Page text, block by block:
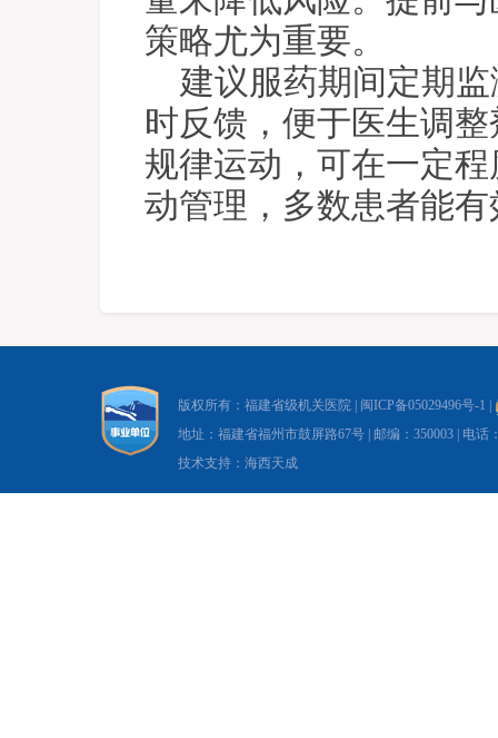
策略尤为重要。
建议服药期间定期
时反馈，便于医生调
规律运动，可在一定
动管理，多数患者能
版权所有：福建省级机关医院 | 闽ICP备05029496号-1
地址：福建省福州市鼓屏路67号 | 邮编：350003 | 电话
技术支持：海西天成